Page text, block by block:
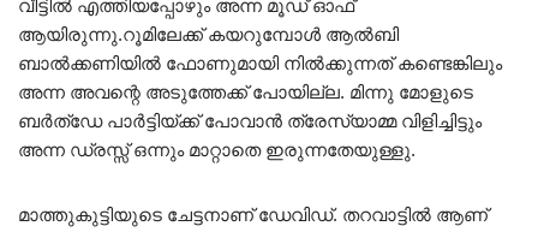
വീട്ടിൽ എത്തിയപ്പോഴും അന്ന മൂഡ് ഓഫ്‌
ആയിരുന്നു.റൂമിലേക്ക് കയറുമ്പോൾ ആൽബി
ബാൽക്കണിയിൽ ഫോണുമായി നിൽക്കുന്നത് കണ്ടെങ്കിലും
അന്ന അവന്റെ അടുത്തേക്ക് പോയില്ല. മിന്നു മോളുടെ
ബർത്ഡേ പാർട്ടിയ്ക്ക് പോവാൻ ത്രേസ്യാമ്മ വിളിച്ചിട്ടും
അന്ന ഡ്രസ്സ്‌ ഒന്നും മാറ്റാതെ ഇരുന്നതേയുള്ളു.
മാത്തുകുട്ടിയുടെ ചേട്ടനാണ് ഡേവിഡ്. തറവാട്ടിൽ ആണ്